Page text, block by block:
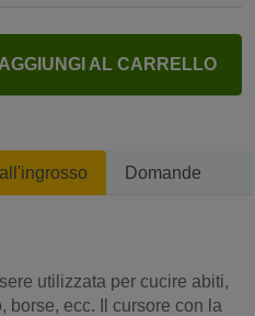
AGGIUNGI AL CARRELLO
Domande
utilizzata per cucire abiti,
borse, ecc. Il cursore con la